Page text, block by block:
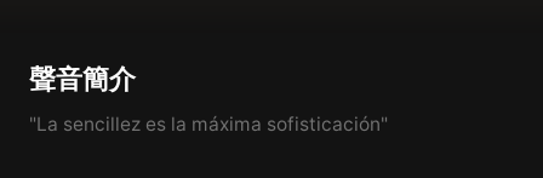
聲音簡介
"La sencillez es la máxima sofisticación"